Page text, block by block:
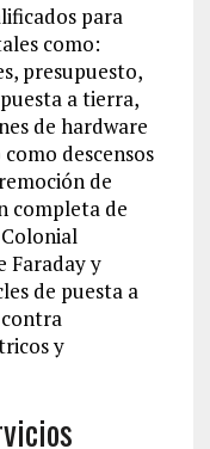
para
como:
presupuesto,
a tierra,
de hardware
descensos
de
completa de
Faraday y
de puesta a
y